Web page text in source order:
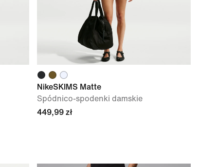
NikeSKIMS Matte
Spódnico-spodenki damskie
449,99 zł